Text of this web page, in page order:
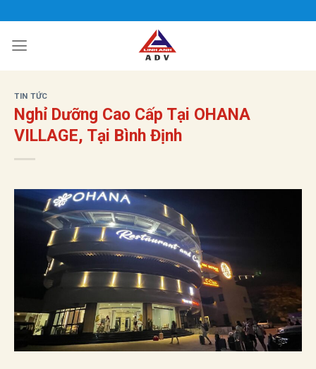
qua
nội
TIN TỨC
Nghỉ Dưỡng Cao Cấp Tại OHANA
VILLAGE, Tại Bình Định